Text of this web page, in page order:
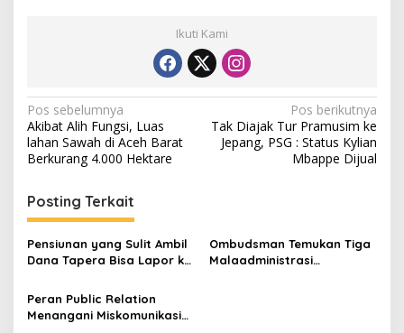
Ikuti Kami
N
a
v
i
g
a
s
i
p
Pos sebelumnya
Akibat Alih Fungsi, Luas
lahan Sawah di Aceh Barat
Berkurang 4.000 Hektare
Pos berikutnya
Tak Diajak Tur Pramusim ke
Jepang, PSG : Status Kylian
Mbappe Dijual
Posting Terkait
Pensiunan yang Sulit Ambil
Dana Tapera Bisa Lapor ke
Ombudsman Temukan Tiga
Malaadministrasi
Peran Public Relation
Menangani Miskomunikasi